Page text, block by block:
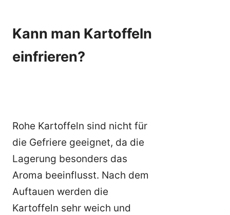
Kann man Kartoffeln
einfrieren?
Rohe Kartoffeln sind nicht für
die Gefriere geeignet, da die
Lagerung besonders das
Aroma beeinflusst. Nach dem
Auftauen werden die
Kartoffeln sehr weich und